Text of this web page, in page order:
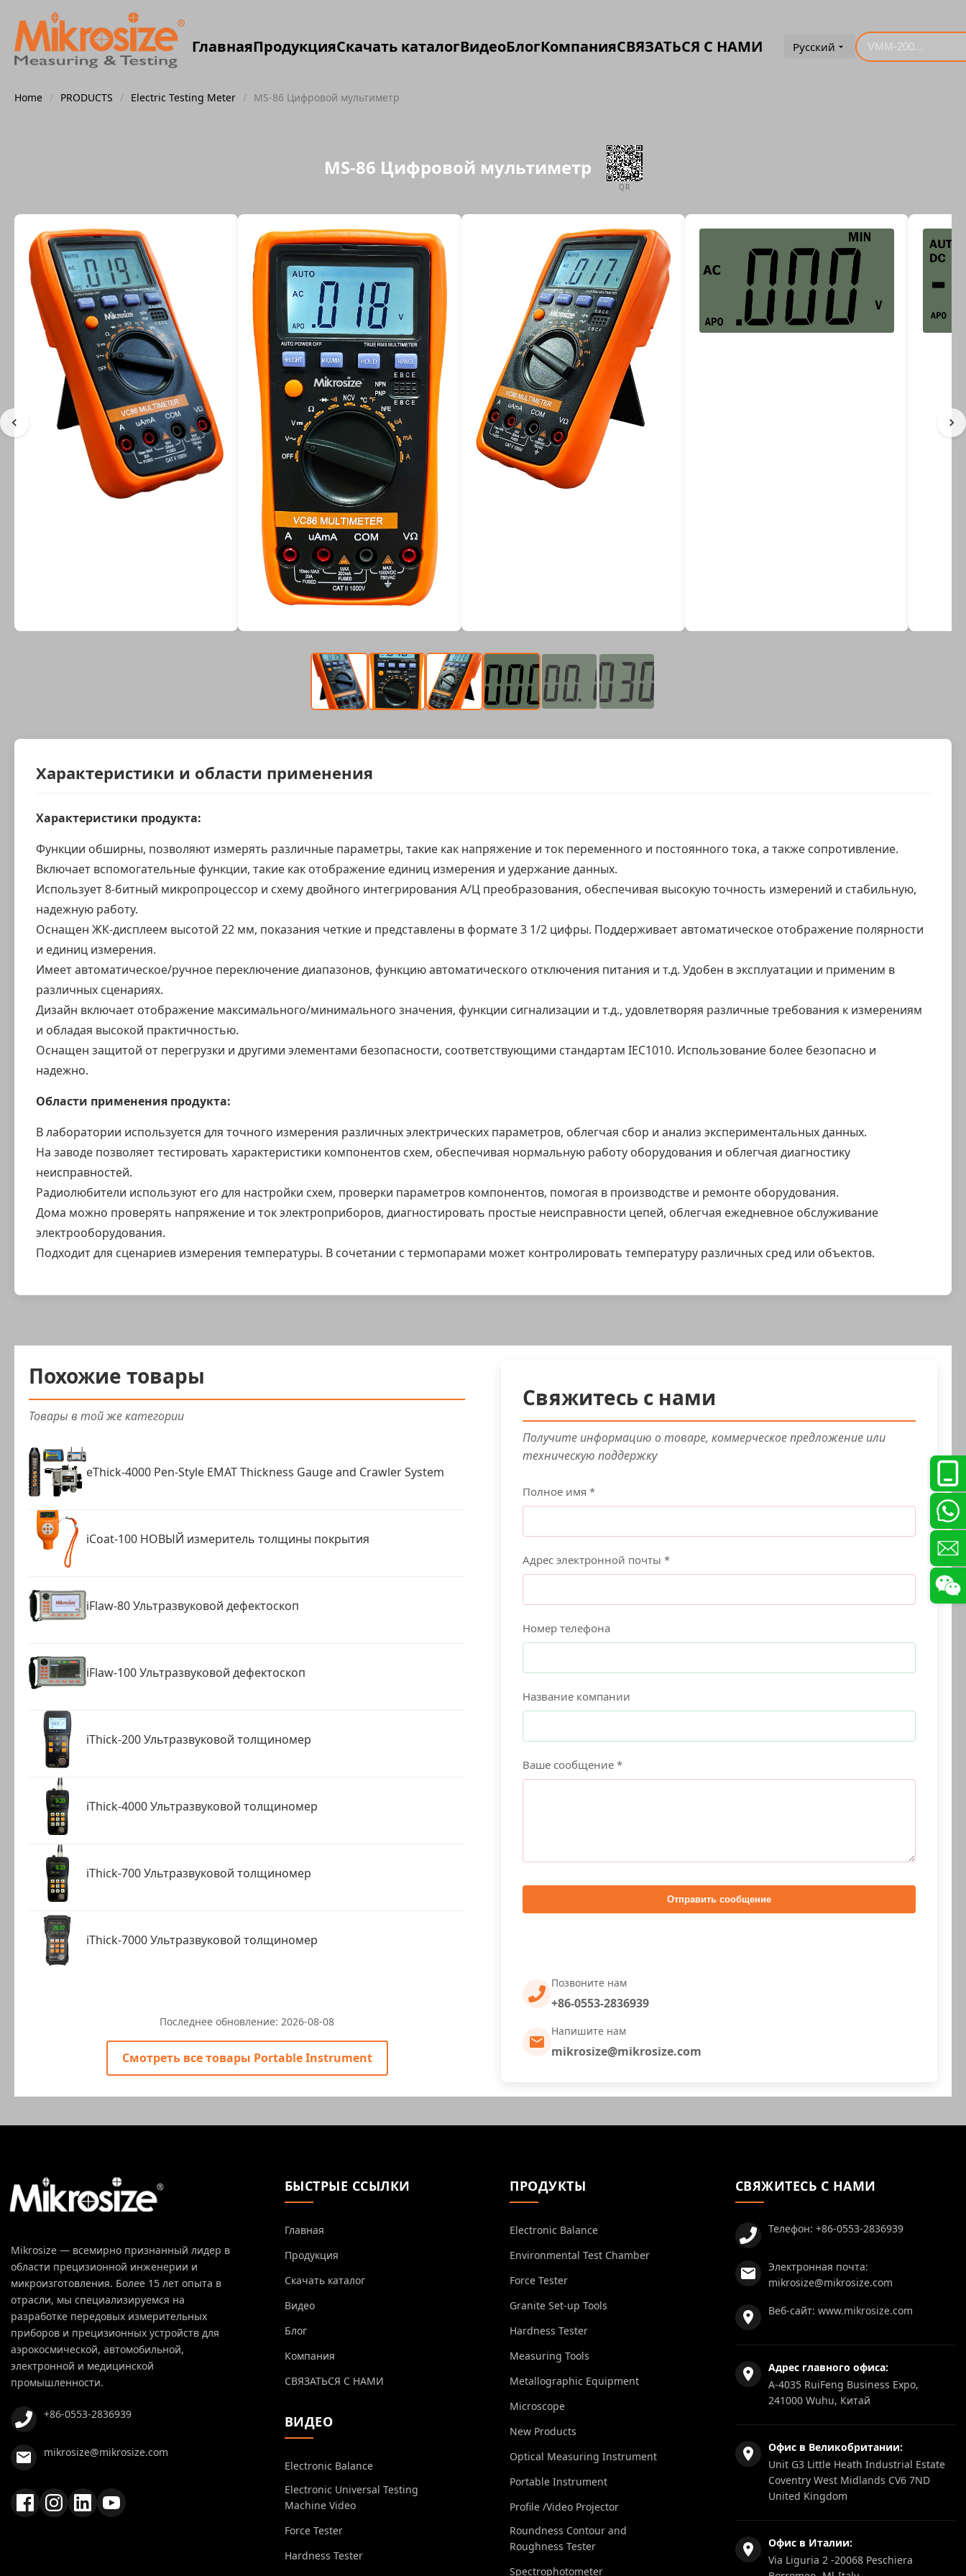
ГлавнаяПродукцияСкачать каталогВидеоБлогКомпанияСВЯЗАТЬСЯ С НАМИ Русский
Home / PRODUCTS / Electric Testing Meter / MS-86 Цифровой мультиметр
MS-86 Цифровой мультиметр
QR
Характеристики и области применения
Характеристики продукта:
Функции обширны, позволяют измерять различные параметры, такие как напряжение и ток переменного и постоянного тока, а также сопротивление.
Включает вспомогательные функции, такие как отображение единиц измерения и удержание данных.
Использует 8-битный микропроцессор и схему двойного интегрирования А/Ц преобразования, обеспечивая высокую точность измерений и стабильную,
надежную работу.
Оснащен ЖК-дисплеем высотой 22 мм, показания четкие и представлены в формате 3 1/2 цифры. Поддерживает автоматическое отображение полярности
и единиц измерения.
Имеет автоматическое/ручное переключение диапазонов, функцию автоматического отключения питания и т.д. Удобен в эксплуатации и применим в
различных сценариях.
Дизайн включает отображение максимального/минимального значения, функции сигнализации и т.д., удовлетворяя различные требования к измерениям
и обладая высокой практичностью.
Оснащен защитой от перегрузки и другими элементами безопасности, соответствующими стандартам IEC1010. Использование более безопасно и
надежно.
Области применения продукта:
В лаборатории используется для точного измерения различных электрических параметров, облегчая сбор и анализ экспериментальных данных.
На заводе позволяет тестировать характеристики компонентов схем, обеспечивая нормальную работу оборудования и облегчая диагностику
неисправностей.
Радиолюбители используют его для настройки схем, проверки параметров компонентов, помогая в производстве и ремонте оборудования.
Дома можно проверять напряжение и ток электроприборов, диагностировать простые неисправности цепей, облегчая ежедневное обслуживание
электрооборудования.
Подходит для сценариев измерения температуры. В сочетании с термопарами может контролировать температуру различных сред или объектов.
Похожие товары
Товары в той же категории
eThick-4000 Pen-Style EMAT Thickness Gauge and Crawler System
iCoat-100 НОВЫЙ измеритель толщины покрытия
iFlaw-80 Ультразвуковой дефектоскоп
iFlaw-100 Ультразвуковой дефектоскоп
iThick-200 Ультразвуковой толщиномер
iThick-4000 Ультразвуковой толщиномер
iThick-700 Ультразвуковой толщиномер
iThick-7000 Ультразвуковой толщиномер
Последнее обновление: 2026-08-08
Смотреть все товары Portable Instrument
Свяжитесь с нами
Получите информацию о товаре, коммерческое предложение или
техническую поддержку
Полное имя *
Адрес электронной почты *
Номер телефона
Название компании
Ваше сообщение *
Отправить сообщение
Позвоните нам
+86-0553-2836939
Напишите нам
mikrosize@mikrosize.com
Mikrosize — всемирно признанный лидер в
области прецизионной инженерии и
микроизготовления. Более 15 лет опыта в
отрасли, мы специализируемся на
разработке передовых измерительных
приборов и прецизионных устройств для
аэрокосмической, автомобильной,
электронной и медицинской
промышленности.
+86-0553-2836939
mikrosize@mikrosize.com
БЫСТРЫЕ ССЫЛКИ
Главная
Продукция
Скачать каталог
Видео
Блог
Компания
СВЯЗАТЬСЯ С НАМИ
ВИДЕО
Electronic Balance
Electronic Universal Testing
Machine Video
Force Tester
Hardness Tester
ПРОДУКТЫ
Electronic Balance
Environmental Test Chamber
Force Tester
Granite Set-up Tools
Hardness Tester
Measuring Tools
Metallographic Equipment
Microscope
New Products
Optical Measuring Instrument
Portable Instrument
Profile /Video Projector
Roundness Contour and
Roughness Tester
Spectrophotometer
СВЯЖИТЕСЬ С НАМИ
Телефон: +86-0553-2836939
Электронная почта:
mikrosize@mikrosize.com
Веб-сайт: www.mikrosize.com
Адрес главного офиса:
A-4035 RuiFeng Business Expo,
241000 Wuhu, Китай
Офис в Великобритании:
Unit G3 Little Heath Industrial Estate
Coventry West Midlands CV6 7ND
United Kingdom
Офис в Италии:
Via Liguria 2 -20068 Peschiera